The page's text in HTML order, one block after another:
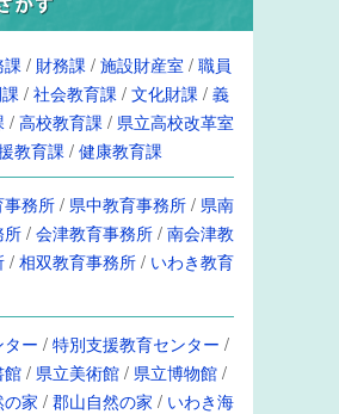
/ 財務課 /施設財産室 /職員
/社会教育課 /文化財課 /義
/高校教育課 / 県立高校改革室
教育課 /健康教育課
事務所/ 県中教育事務所/ 県南
所/会津教育事務所/南会津教
/相双教育事務所/ いわき教育
ー /特別支援教育センター /
館/ 県立美術館/ 県立博物館/
家 /郡山自然の家 / いわき海